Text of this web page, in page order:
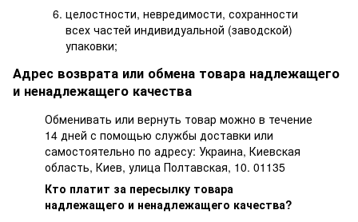
целостности, невредимости, сохранности
всех частей индивидуальной (заводской)
упаковки;
Адрес возврата или обмена товара надлежащего
и ненадлежащего качества
Обменивать или вернуть товар можно в течение
14 дней с помощью службы доставки или
самостоятельно по адресу: Украина, Киевская
область, Киев, улица Полтавская, 10. 01135
Кто платит за пересылку товара
надлежащего и ненадлежащего качества?